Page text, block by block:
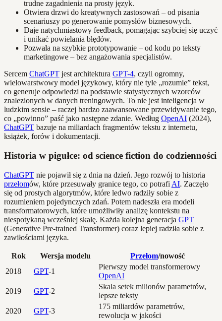
trudne zagadnienia na prosty język.
Otwiera drzwi do kreatywnych zastosowań – od pisania
scenariuszy po generowanie pomysłów biznesowych.
Daje natychmiastowy feedback, pomagając szybciej się uczyć
i unikać powielania błędów.
Pozwala na szybkie prototypowanie – od kodu po teksty
marketingowe – bez angażowania specjalistów.
Sercem ChatGPT jest architektura GPT-4, czyli ogromny,
wielowarstwowy model językowy, który nie tyle „rozumie” tekst,
co generuje odpowiedzi na podstawie statystycznych wzorców
znalezionych w danych treningowych. To nie jest inteligencja w
ludzkim sensie – raczej bardzo zaawansowane przewidywanie tego,
co „powinno” paść jako następne zdanie. Według OpenAI (2024),
ChatGPT bazuje na miliardach fragmentów tekstu z internetu,
książek, forów i dokumentacji.
Historia w pigułce: od science fiction do codzienności
ChatGPT nie pojawił się z dnia na dzień. Jego rozwój to historia
przełomów, które przesuwały granice tego, co potrafi AI. Zaczęło
się od prostych algorytmów, które ledwo radziły sobie z
rozumieniem pojedynczych zdań. Potem nadeszła era modeli
transformatorowych, które umożliwiły analizę kontekstu na
niespotykaną wcześniej skalę. Każda kolejna generacja GPT
(Generative Pre-trained Transformer) coraz lepiej radziła sobie z
zawiłościami języka.
Rok Wersja modelu Przełom/nowość
2018
GPT-1
Pierwszy model transformerowy
OpenAI
2019
GPT-2
Skala setek milionów parametrów,
lepsze teksty
2020
GPT-3
175 miliardów parametrów,
rewolucja w jakości